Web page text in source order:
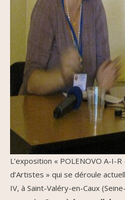
L’exposition « POLENOVO A-I-
d’Artistes » qui se déroule
IV, à Saint-Valéry-en-Caux